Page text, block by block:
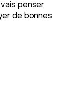
vais penser
de bonnes